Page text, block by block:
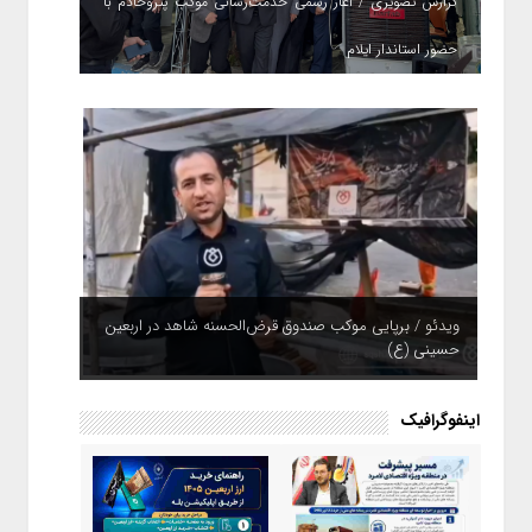
حضور استاندار ایلام
ویدئو / برپایی موکب صندوق قرض‌الحسنه شاهد در اربعین
حسینی (ع)
اینفوگرافیک